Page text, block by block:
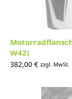
W42)
382,00 € zzgl. MwSt.